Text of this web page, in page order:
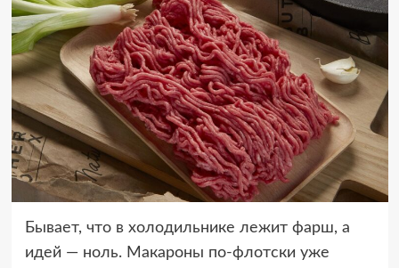
Бывает, что в холодильнике лежит фарш, а
идей — ноль. Макароны по-флотски уже